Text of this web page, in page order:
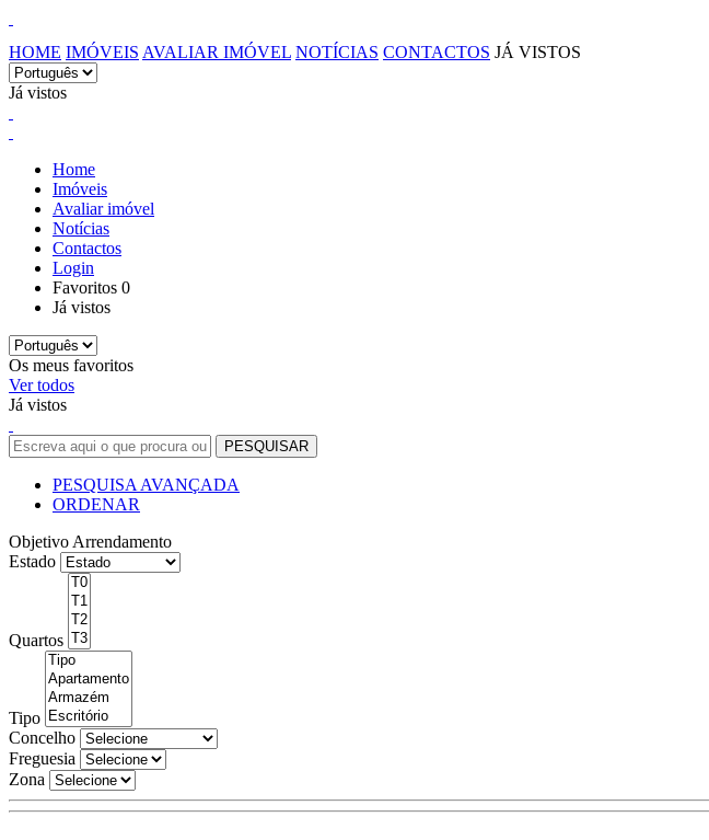
HOME IMÓVEIS AVALIAR IMÓVEL NOTÍCIAS CONTACTOS JÁ VISTOS
Já vistos
Home
Imóveis
Avaliar imóvel
Notícias
Contactos
Login
Favoritos 0
Já vistos
Os meus favoritos
Ver todos
Já vistos
PESQUISA AVANÇADA
ORDENAR
Objetivo Arrendamento
Estado
Quartos
Tipo
Concelho
Freguesia
Zona